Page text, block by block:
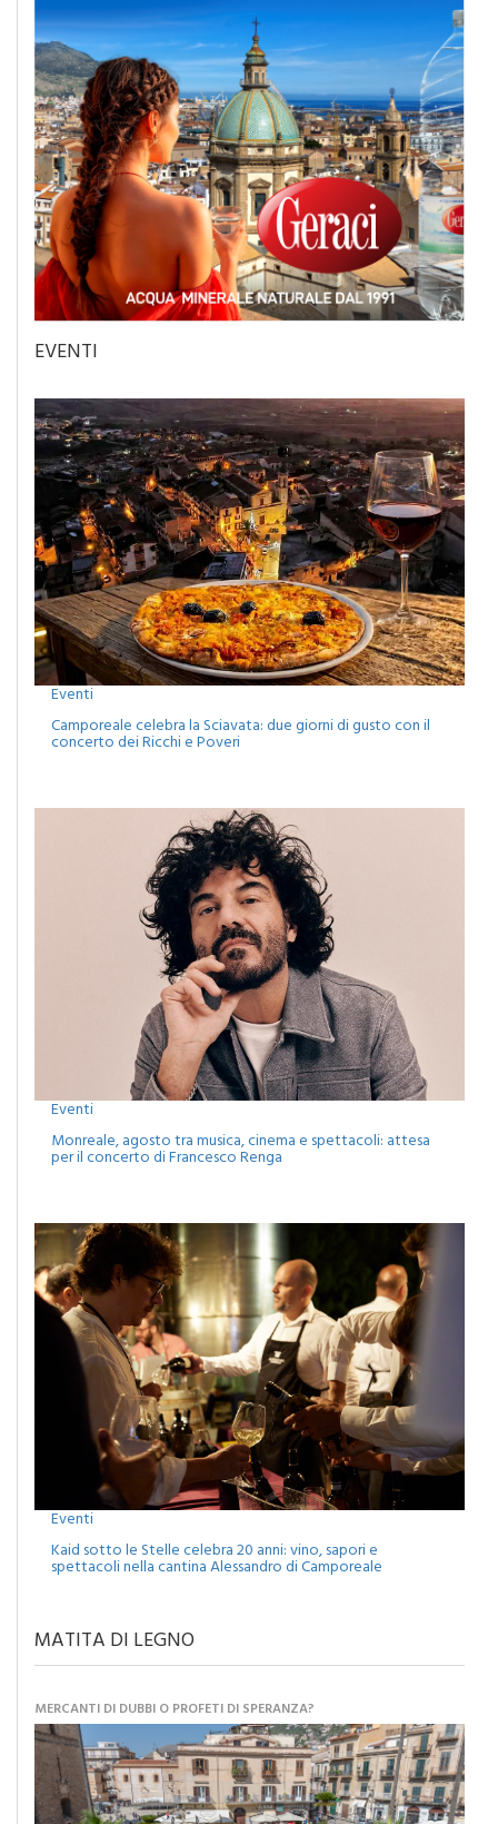
EVENTI
Eventi
Camporeale celebra la Sciavata: due giorni di gusto con il
concerto dei Ricchi e Poveri
Monreale, agosto tra musica, cinema e spettacoli: attesa
per il concerto di Francesco Renga
Kaid sotto le Stelle celebra 20 anni: vino, sapori e
spettacoli nella cantina Alessandro di Camporeale